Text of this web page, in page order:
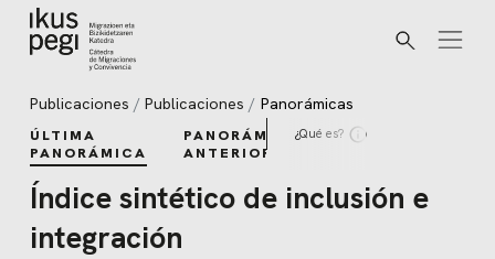
Ir directamente al contenido
Buscar
Publicaciones Publicaciones Panorámicas
ÚLTIMA
PANORÁMICA
PANORÁMICAS
ANTERIORES
¿Qué es?
Índice sintético de inclusión e
integración